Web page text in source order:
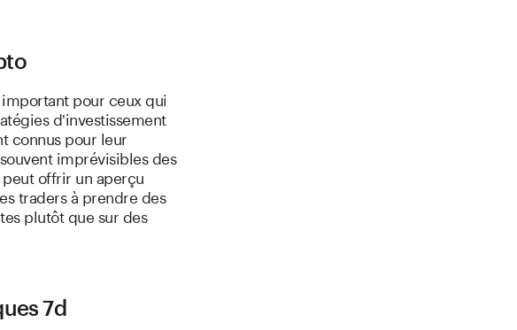
pour ceux qui
d'investissement
connus pour leur
imprévisibles des
offrir un aperçu
traders à prendre des
plutôt que sur des
7d